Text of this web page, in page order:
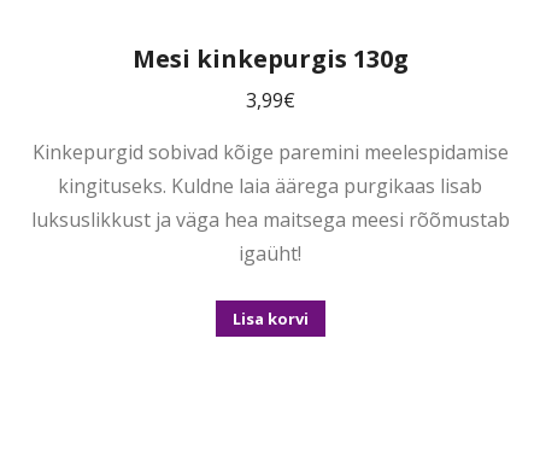
Mesi kinkepurgis 130g
3,99€
Kinkepurgid sobivad kõige paremini meelespidamise
kingituseks. Kuldne laia äärega purgikaas lisab
luksuslikkust ja väga hea maitsega meesi rõõmustab
igaüht!
Lisa korvi